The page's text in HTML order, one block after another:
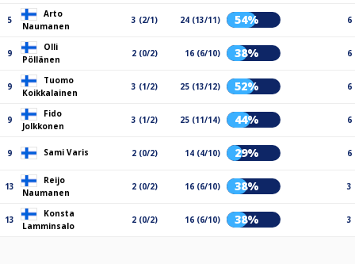
5
Arto
Naumanen
3 (2/1) 24 (13/11) 54% 6
9
Olli
Pöllänen
2 (0/2) 16 (6/10) 38% 6
9
Tuomo
Koikkalainen
3 (1/2) 25 (13/12) 52% 6
9
Fido
Jolkkonen
3 (1/2) 25 (11/14) 44% 6
9 Sami Varis 2 (0/2) 14 (4/10) 29% 6
13
Reijo
Naumanen
2 (0/2) 16 (6/10) 38% 3
13
Konsta
Lamminsalo
2 (0/2) 16 (6/10) 38% 3